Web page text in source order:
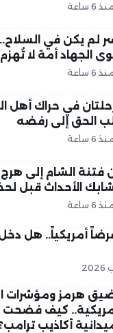
منذ 6 ساعة
لم يكن في
الجهاد أمة لا
منذ 6 ساعة
في حراك أهل
الحق إلى رفضه
منذ 6 ساعة
فتنة الشام إلى هرج
الأحداث قبل
منذ 6 ساعة
أمريكياً.. هل
هرمز ومؤشرات
كيف فضحت
أكاذيب